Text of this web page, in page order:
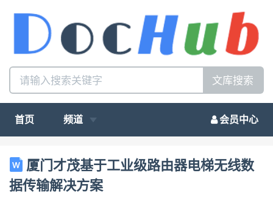
文库搜索
首页 频道 会员中心
厦门才 茂 通 信 科 技 有 限 公 司 Xiamen Caimore
Communication Technology Co,.Ltd 厦门才茂基于工
业级路由器电梯无线数据传输解决方案 厦门才茂通信
厦门才茂基于工业级路由器电梯无线数
据传输解决方案